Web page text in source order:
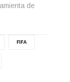
de
FIFA